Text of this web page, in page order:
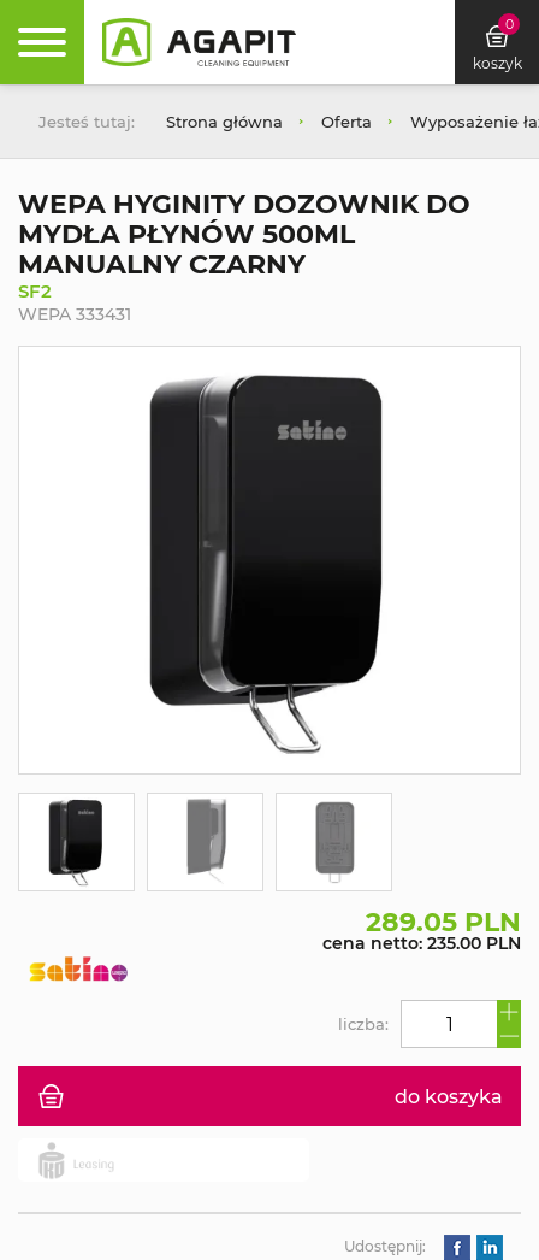
0
koszyk
Jesteś tutaj: Strona główna Oferta Wyposażenie
WEPA HYGINITY DOZOWNIK DO
MYDŁA PŁYNÓW 500ML
MANUALNY CZARNY
SF2
WEPA 333431
289.05 PLN
cena netto: 235.00 PLN
do koszyka
liczba:
Udostępnij: